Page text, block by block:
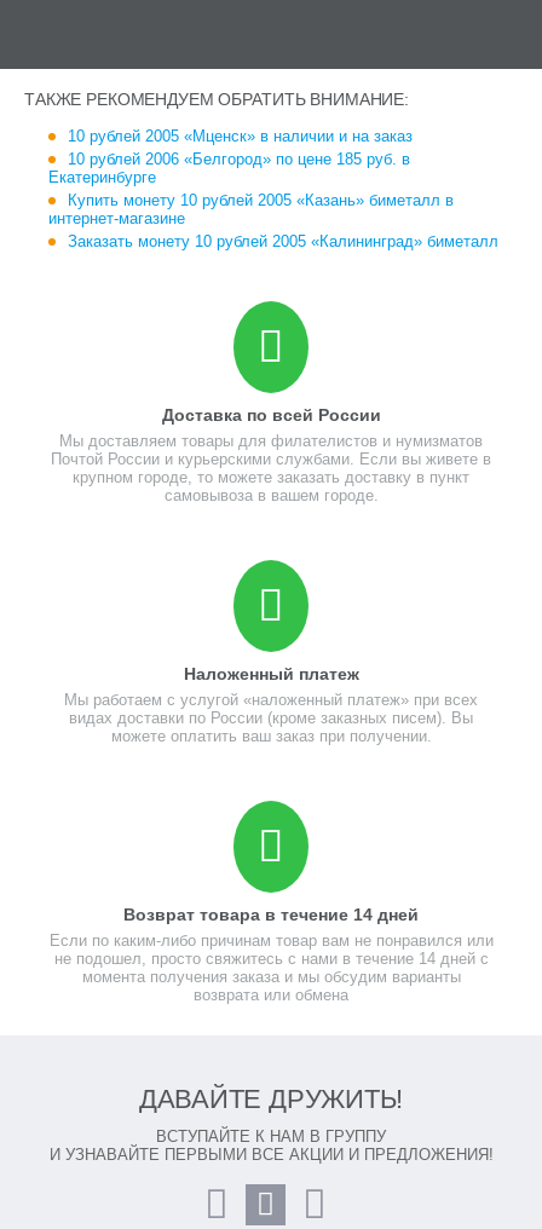
ТАКЖЕ РЕКОМЕНДУЕМ ОБРАТИТЬ ВНИМАНИЕ:
10 рублей 2005 «Мценск» в наличии и на заказ
10 рублей 2006 «Белгород» по цене 185 руб. в
Екатеринбурге
Купить монету 10 рублей 2005 «Казань» биметалл в
интернет-магазине
Заказать монету 10 рублей 2005 «Калининград» биметалл
Доставка по всей России
Мы доставляем товары для филателистов и нумизматов
Почтой России и курьерскими службами. Если вы живете в
крупном городе, то можете заказать доставку в пункт
самовывоза в вашем городе.
Наложенный платеж
Мы работаем с услугой «наложенный платеж» при всех
видах доставки по России (кроме заказных писем). Вы
можете оплатить ваш заказ при получении.
Возврат товара в течение 14 дней
Если по каким-либо причинам товар вам не понравился или
не подошел, просто свяжитесь с нами в течение 14 дней с
момента получения заказа и мы обсудим варианты
возврата или обмена
ДАВАЙТЕ ДРУЖИТЬ!
ВСТУПАЙТЕ К НАМ В ГРУППУ
И УЗНАВАЙТЕ ПЕРВЫМИ ВСЕ АКЦИИ И ПРЕДЛОЖЕНИЯ!